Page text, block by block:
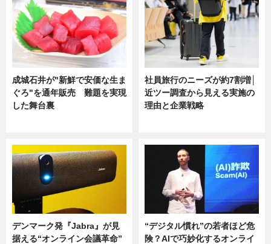
成城石井が"新鮮で安価な生ま
ぐろ"を通年販売 難題を実現
した舞台裏
社員旅行のニーズが約7割増│
近ツー調査から見える実施の
理由と企業戦略
デンマーク発『Jabra』が見
据える“オンライン会議革命”
“デジタル慣れ”の若者ほど危
険？AIで巧妙化するオンライ